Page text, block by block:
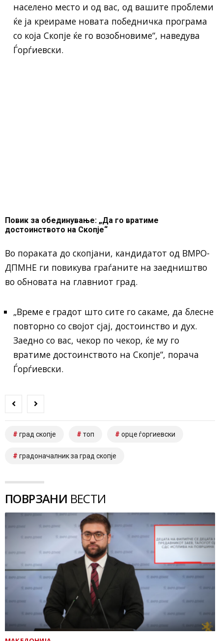
населено место и од вас, од вашите проблеми
ќе ја креираме новата победничка програма
со која Скопје ќе го возобновиме“, наведува
Ѓорѓиевски.
Повик за обединување: „Да го вратиме
достоинството на Скопје“
Во пораката до скопјани, кандидатот од ВМРО-
ДПМНЕ ги повикува граѓаните на заедништво
во обновата на главниот град.
„Време е градот што сите го сакаме, да блесне
повторно со својот сјај, достоинство и дух.
Заедно со вас, чекор по чекор, ќе му го
вратиме достоинството на Скопје“, порача
Ѓорѓиевски.
град скопје топ орце ѓоргиевски
градоначалник за град скопје
ПОВРЗАНИ ВЕСТИ